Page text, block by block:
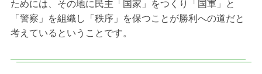
ためには、その地に民主「国家」をつくり「国軍」と
「警察」を組織し「秩序」を保つことが勝利への道だと
考えているということです。